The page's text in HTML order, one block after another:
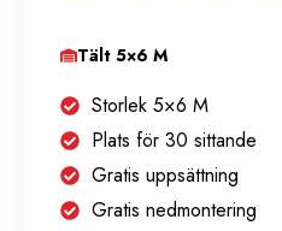
Tält 5×6 M
Storlek 5×6 M
Plats för 30 sittande
Gratis uppsättning
Gratis nedmontering